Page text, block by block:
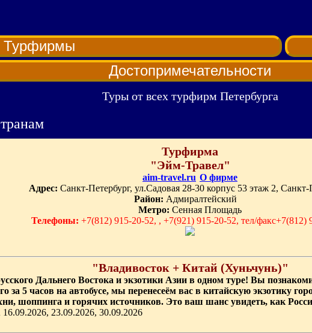
Турфирмы
Достопримечательности
Туры от всех турфирм Петербурга
Турфирма
"Эйм-Травел"
aim-travel.ru О фирме
Адрес: Санкт-Петербург, ул.Садовая 28-30 корпус 53 этаж 2, Санкт-
Район: Адмиралтейский
Метро: Сенная Площадь
Телефоны: +7(812) 915-20-52, , +7(921) 915-20-52, тел/факс+7(812)
"Владивосток + Китай (Хуньчунь)"
Дальнего Востока и экзотики Азии в одном туре! Вы
за 5 часов на автобусе, мы перенесеём вас в китайскую экзотику
шоппинга и горячих источников. Это ваш шанс увидеть, как
23.09.2026, 30.09.2026